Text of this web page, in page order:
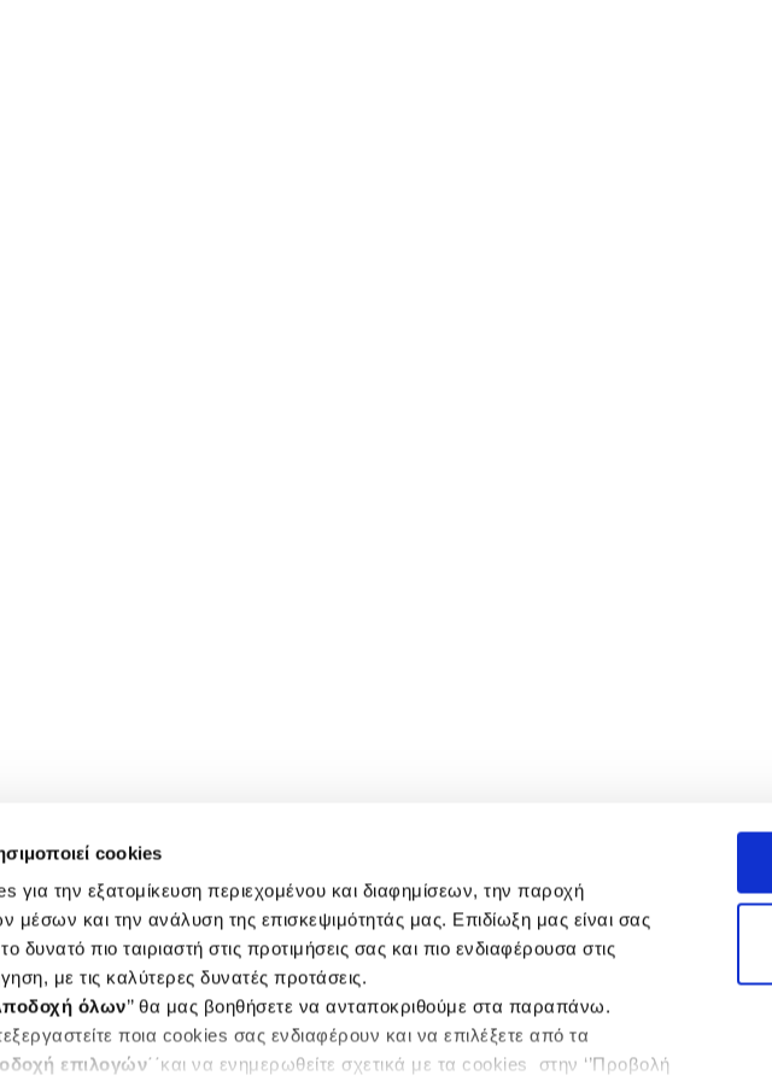
cookies
για την εξατομίκευση περιεχομένου και διαφημίσεων, την παροχή
μέσων και την ανάλυση της επισκεψιμότητάς μας. Επιδίωξη μας είναι σας
δυνατό πιο ταιριαστή στις προτιμήσεις σας και πιο ενδιαφέρουσα στις
με τις καλύτερες δυνατές προτάσεις.
όλων’’ θα μας βοηθήσετε να ανταποκριθούμε στα παραπάνω.
ποια cookies σας ενδιαφέρουν και να επιλέξετε από τα
επιλογών΄΄και να ενημερωθείτε σχετικά με τα cookies στην ‘’Προβολή